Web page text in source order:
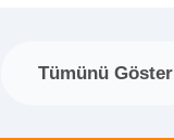
Tümünü Göster